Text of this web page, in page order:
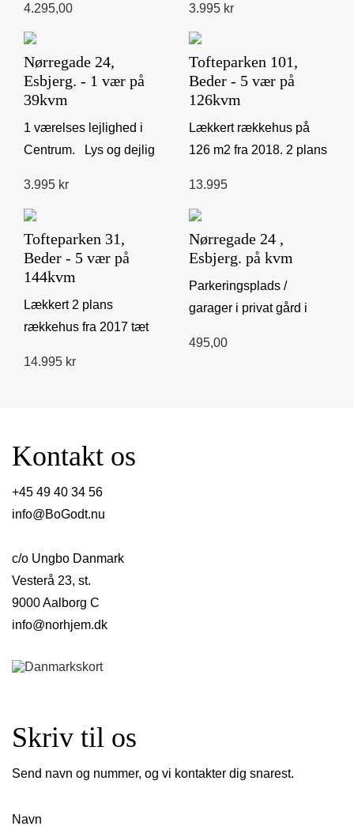
4.295,00 3.995 kr
Nørregade 24,
Esbjerg. - 1 vær på
39kvm
1 værelses lejlighed i
Centrum. Lys og dejlig
3.995 kr
Tofteparken 101,
Beder - 5 vær på
126kvm
Lækkert rækkehus på
126 m2 fra 2018. 2 plans
13.995
Tofteparken 31,
Beder - 5 vær på
144kvm
Lækkert 2 plans
rækkehus fra 2017 tæt
14.995 kr
Nørregade 24 ,
Esbjerg. på kvm
Parkeringsplads /
garager i privat gård i
Esbjerg, Der er
495,00
Kontakt os
+45 49 40 34 56
info@BoGodt.nu
c/o Ungbo Danmark
Vesterå 23, st.
9000 Aalborg C
info@norhjem.dk
Skriv til os
Send navn og nummer, og vi kontakter dig snarest.
Navn